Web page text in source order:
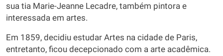
sua tia Marie-Jeanne Lecadre, também pintora e
interessada em artes.
Em 1859, decidiu estudar Artes na cidade de Paris,
entretanto, ficou decepcionado com a arte acadêmica.